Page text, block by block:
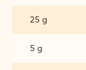
25 g
5 g